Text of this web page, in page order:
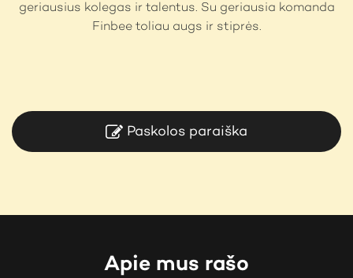
geriausius kolegas ir talentus. Su geriausia komanda
Finbee toliau augs ir stiprės.
Paskolos paraiška
Apie mus rašo